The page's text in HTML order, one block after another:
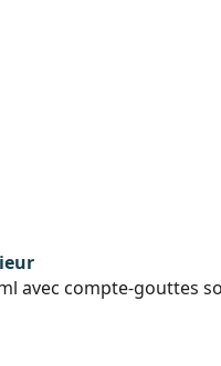
avec compte-gouttes